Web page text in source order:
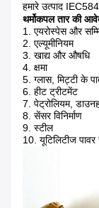
हमारे उत्पाद
थर्मोकपल तार की
1. एयरोस्पेस और
2. एल्यूमीनियम
3. खाद्य और औषधि
4. क्षमा
5. ग्लास, मिट्टी के
6. हीट ट्रीटमेंट
7. पेट्रोलियम,
8. सेंसर विनिर्माण
9. स्टील
10. यूटिलिटीज